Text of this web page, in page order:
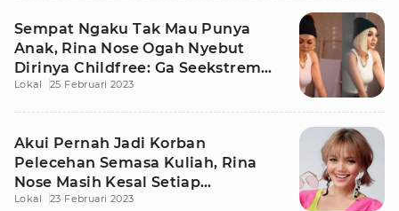
Sempat Ngaku Tak Mau Punya
Anak, Rina Nose Ogah Nyebut
Dirinya Childfree: Ga Seekstrem
Itu
Lokal 25 Februari 2023
Akui Pernah Jadi Korban
Pelecehan Semasa Kuliah, Rina
Nose Masih Kesal Setiap
Mengingatnya
Lokal 23 Februari 2023